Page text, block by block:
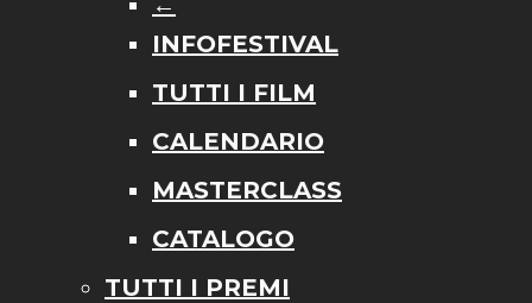
INFOFESTIVAL
TUTTI I FILM
CALENDARIO
MASTERCLASS
CATALOGO
TUTTI I PREMI